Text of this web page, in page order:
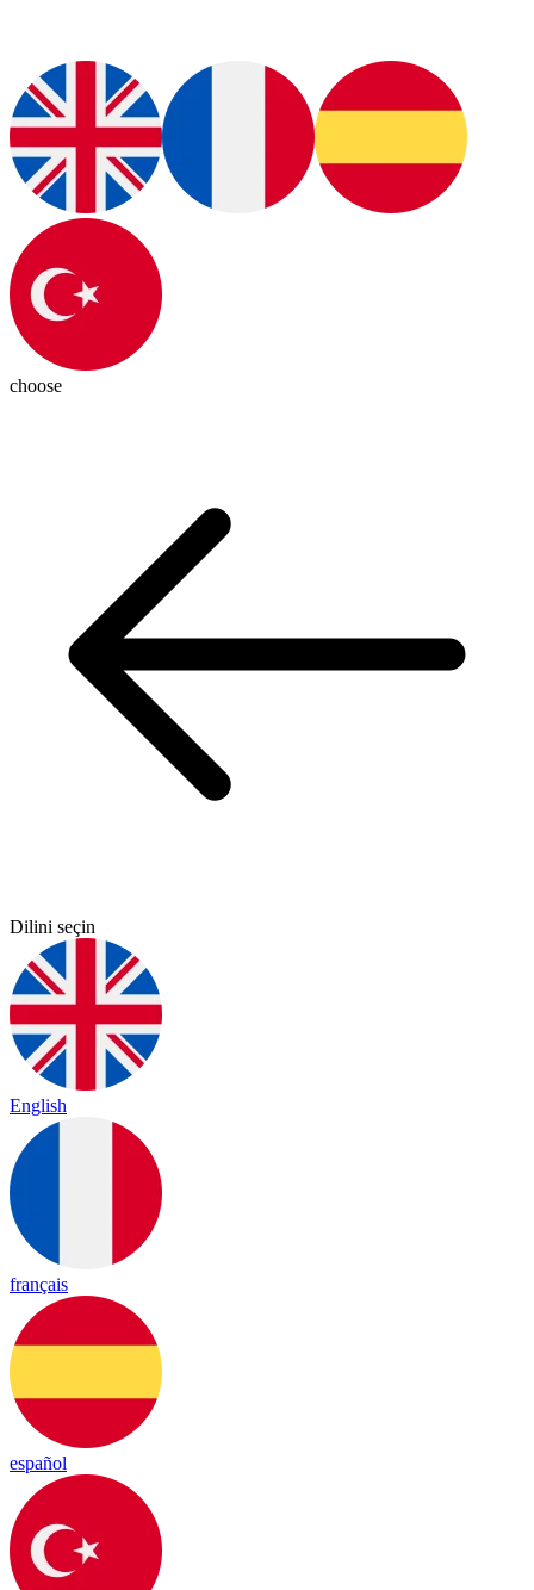
choose
Dilini seçin
English
français
español